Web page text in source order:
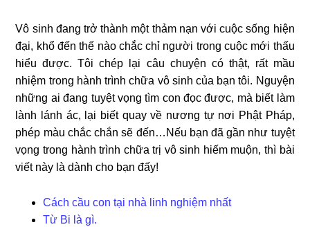
Vô sinh đang trở thành một thảm nạn với cuộc sống hiện
đại, khổ đến thế nào chắc chỉ người trong cuộc mới thấu
hiểu được. Tôi chép lại câu chuyện có thật, rất mầu
nhiệm trong hành trình chữa vô sinh của bạn tôi. Nguyện
những ai đang tuyệt vọng tìm con đọc được, mà biết làm
lành lánh ác, lại biết quay về nương tự nơi Phật Pháp,
phép màu chắc chắn sẽ đến…Nếu bạn đã gần như tuyệt
vọng trong hành trình chữa trị vô sinh hiếm muộn, thì bài
viết này là dành cho bạn đấy!
Cách cầu con tại nhà linh nghiệm nhất
Từ Bi là gì.